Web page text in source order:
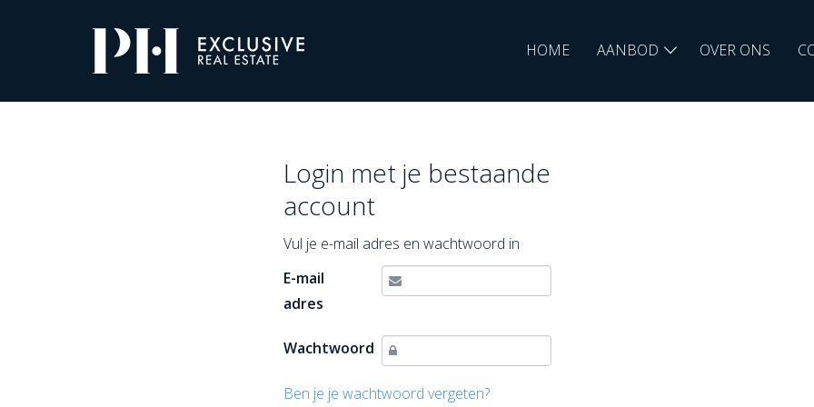
Pro-
Housing
HOME AANBOD OVER ONS
Login met je bestaande
account
Vul je e-mail adres en wachtwoord in
E-mail
adres
Wachtwoord
Ben je je wachtwoord vergeten?